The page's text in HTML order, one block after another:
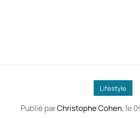
Lifestyle
Publié parChristophe Cohen, le